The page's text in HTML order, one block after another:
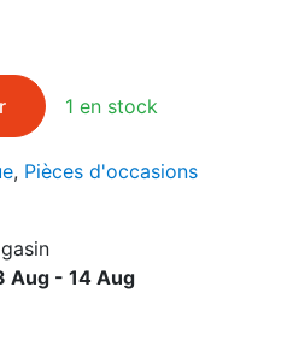
1 en stock
avant d'occasion HONDA 650
, Pièces d'occasions
Aug - 14 Aug